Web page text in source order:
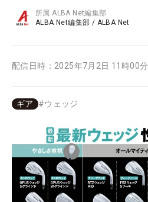
所属ALBA Net編集部
ALBA Net編集部 / ALBA Net
配信日時： 2025年7月2日 11時00分
ギア #ウェッジ